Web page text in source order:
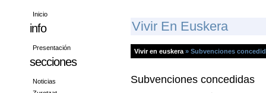
Inicio
info
Presentación
secciones
Noticias
VIvir En Euskera
Vivir en euskera » Subvenciones
Subvenciones concedidas